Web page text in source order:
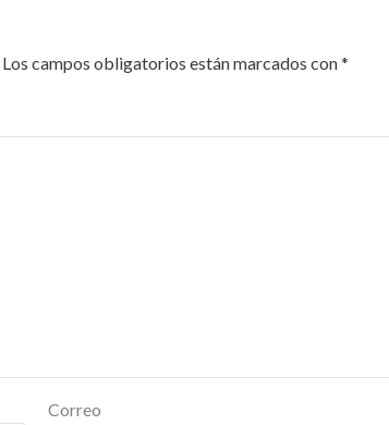
Los campos obligatorios están marcados con*
Correo